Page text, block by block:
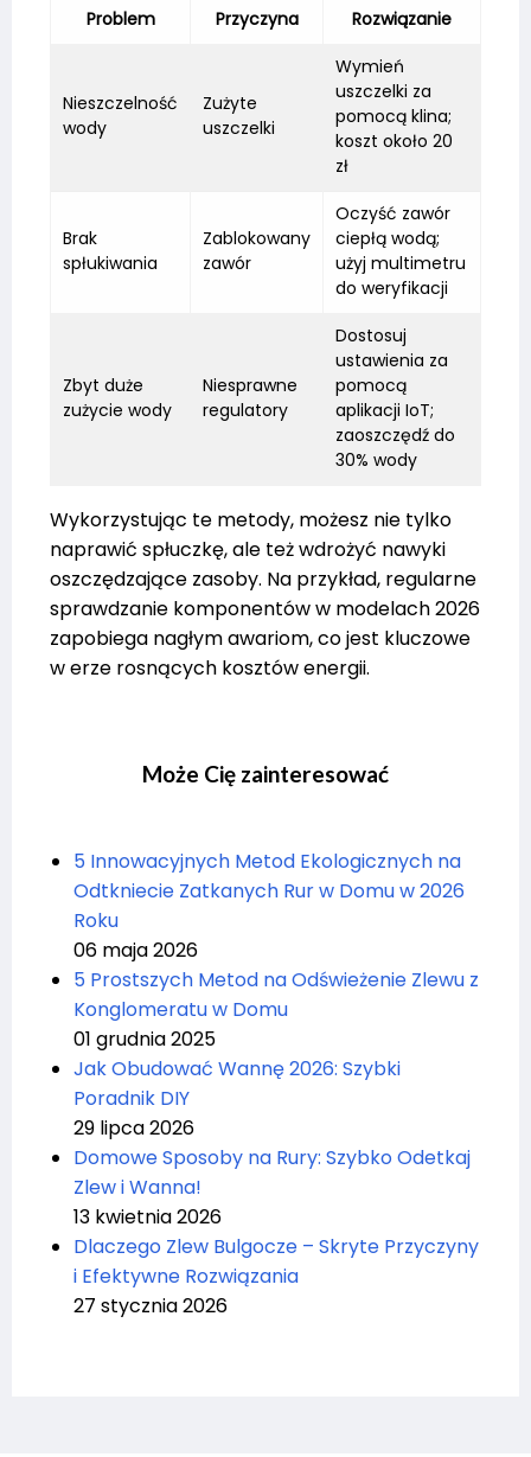
Problem Przyczyna Rozwiązanie
Nieszczelność
wody
Zużyte
uszczelki
Wymień
uszczelki za
pomocą klina;
koszt około 20
zł
Brak
spłukiwania
Zablokowany
zawór
Oczyść zawór
ciepłą wodą;
użyj multimetru
do weryfikacji
Zbyt duże
zużycie wody
Niesprawne
regulatory
Dostosuj
ustawienia za
pomocą
aplikacji IoT;
zaoszczędź do
30% wody
Wykorzystując te metody, możesz nie tylko
naprawić spłuczkę, ale też wdrożyć nawyki
oszczędzające zasoby. Na przykład, regularne
sprawdzanie komponentów w modelach 2026
zapobiega nagłym awariom, co jest kluczowe
w erze rosnących kosztów energii.
Może Cię zainteresować
5 Innowacyjnych Metod Ekologicznych na
Odtkniecie Zatkanych Rur w Domu w 2026
Roku
06 maja 2026
5 Prostszych Metod na Odświeżenie Zlewu z
Konglomeratu w Domu
01 grudnia 2025
Jak Obudować Wannę 2026: Szybki
Poradnik DIY
29 lipca 2026
Domowe Sposoby na Rury: Szybko Odetkaj
Zlew i Wanna!
13 kwietnia 2026
Dlaczego Zlew Bulgocze – Skryte Przyczyny
i Efektywne Rozwiązania
27 stycznia 2026